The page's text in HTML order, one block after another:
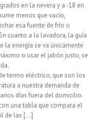
en la nevera y a -18 en
menos que vacío,
esa fuente de frío o
cuanto a la lavadora, la guía
la energía se va únicamente
o usar el jabón justo, se
termo eléctrico, que son los
a nuestra demanda de
días fuera del domicilio.
una tabla que compara el
de las [...]